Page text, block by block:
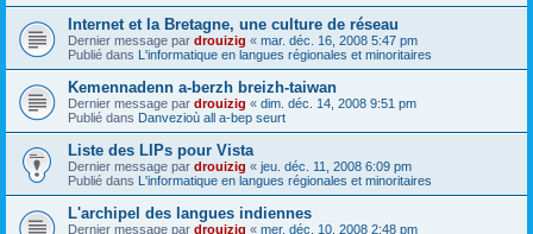
Internet et la Bretagne, une culture de réseau
Dernier message par drouizig « mar. déc. 16, 2008 5:47 pm
Publié dans L'informatique en langues régionales et minoritaires
Kemennadenn a-berzh breizh-taiwan
Dernier message par drouizig « dim. déc. 14, 2008 9:51 pm
Publié dans Danvezioù all a-bep seurt
Liste des LIPs pour Vista
Dernier message par drouizig « jeu. déc. 11, 2008 6:09 pm
Publié dans L'informatique en langues régionales et minoritaires
L'archipel des langues indiennes
Dernier message par drouizig « mer. déc. 10, 2008 2:48 pm